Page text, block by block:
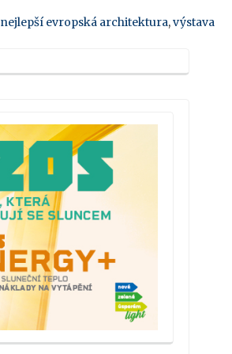
nejlepší evropská architektura,výstava